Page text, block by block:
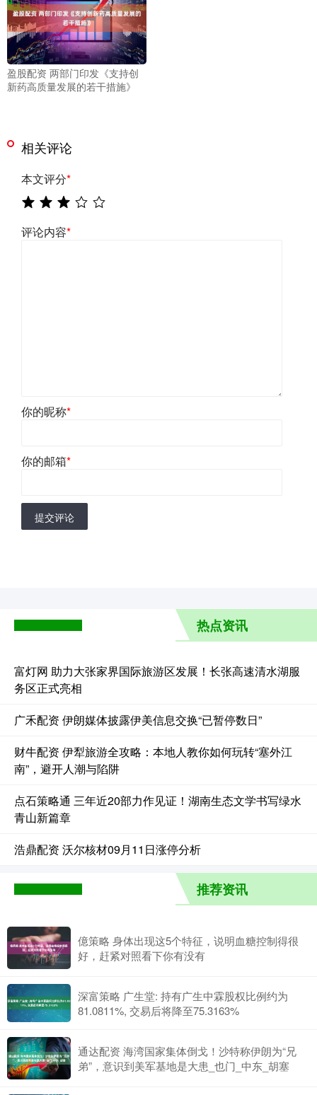
盈股配资 两部门印发《支持创
新药高质量发展的若干措施》
相关评论
本文评分*
评论内容*
你的昵称*
你的邮箱*
提交评论
热点资讯
富灯网 助力大张家界国际旅游区发展！长张高速清水湖服
务区正式亮相
广禾配资 伊朗媒体披露伊美信息交换“已暂停数日”
财牛配资 伊犁旅游全攻略：本地人教你如何玩转“塞外江
南”，避开人潮与陷阱
点石策略通 三年近20部力作见证！湖南生态文学书写绿水
青山新篇章
浩鼎配资 沃尔核材09月11日涨停分析
推荐资讯
億策略 身体出现这5个特征，说明血糖控制得很
好，赶紧对照看下你有没有
深富策略 广生堂: 持有广生中霖股权比例约为
81.0811%, 交易后将降至75.3163%
通达配资 海湾国家集体倒戈！沙特称伊朗为“兄
弟”，意识到美军基地是大患_也门_中东_胡塞